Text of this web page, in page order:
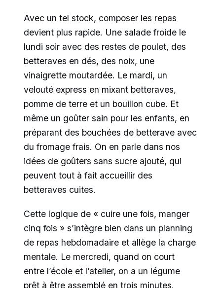
Avec un tel stock, composer les repas
devient plus rapide. Une salade froide le
lundi soir avec des restes de poulet, des
betteraves en dés, des noix, une
vinaigrette moutardée. Le mardi, un
velouté express en mixant betteraves,
pomme de terre et un bouillon cube. Et
même un goûter sain pour les enfants, en
préparant des bouchées de betterave avec
du fromage frais. On en parle dans nos
idées de goûters sans sucre ajouté, qui
peuvent tout à fait accueillir des
betteraves cuites.
Cette logique de « cuire une fois, manger
cinq fois » s’intègre bien dans un planning
de repas hebdomadaire et allège la charge
mentale. Le mercredi, quand on court
entre l’école et l’atelier, on a un légume
prêt à être assemblé en trois minutes.